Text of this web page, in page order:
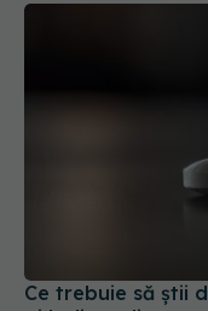
Ce trebuie să știi